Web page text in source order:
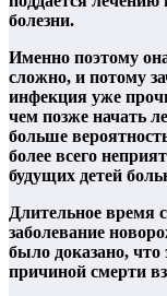
болезни.
Именно поэтому
сложно, и потому
инфекция уже
чем позже начать
больше
более всего
будущих детей
Длительное время
заболевание
было доказано, что
причиной смерти